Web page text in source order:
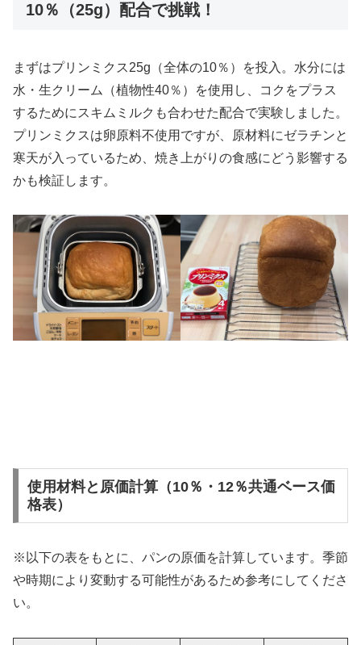
10％（25g）配合で挑戦！
まずはプリンミクス25g（全体の10％）を投入。水分には
水・生クリーム（植物性40％）を使用し、コクをプラス
するためにスキムミルクも合わせた配合で実験しました。
プリンミクスは卵原料不使用ですが、原材料にゼラチンと
寒天が入っているため、焼き上がりの食感にどう影響する
かも検証します。
使用材料と原価計算（10％・12％共通ベース価
格表）
※以下の表をもとに、パンの原価を計算しています。季節
や時期により変動する可能性があるため参考にしてくださ
い。